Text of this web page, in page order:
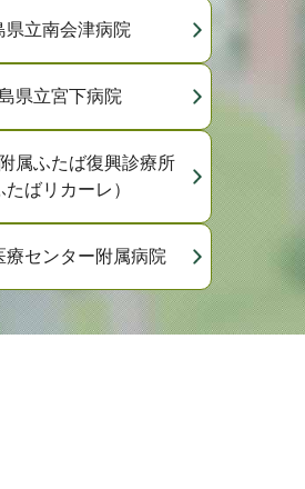
県立南会津病院
県立宮下病院
属ふたば復興診療所
たばリカーレ）
療センター附属病院